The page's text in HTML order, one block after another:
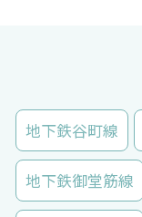
地下鉄谷町線
地下鉄御堂筋線